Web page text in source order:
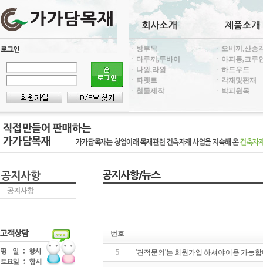
ㆍ방부목
ㆍ오비끼,산승
ㆍ다루끼,투바이
ㆍ아피통,크루
ㆍ나왕,라왕
ㆍ하드우드
ㆍ파렛트
ㆍ각재및판재
ㆍ철물제작
ㆍ박피원목
번호
5 '견적문의'는 회원가입 하셔야 이용 가능